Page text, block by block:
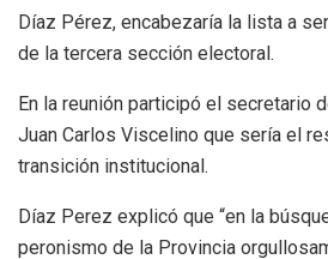
Díaz Pérez, encabezaría la lista a
de la tercera sección electoral.
En la reunión participó el secretario
Juan Carlos Viscelino que sería el
transición institucional.
Díaz Perez explicó que “en la
peronismo de la Provincia